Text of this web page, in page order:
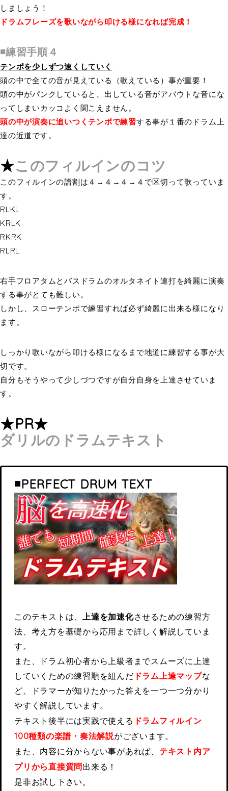
しましょう！
ドラムフレーズを歌いながら叩ける様になれば完成！
◾️練習手順４
テンポを少しずつ速くしていく
頭の中で全ての音が見えている（歌えている）事が重要！
頭の中がパンクしていると、出している音がアバウトな音にな
ってしまいカッコよく聞こえません。
頭の中が演奏に追いつくテンポで練習する事が１番のドラム上
達の近道です。
★このフィルインのコツ
このフィルインの譜割は４→４→４→４で区切って歌っていま
す。
RLKL
KRLK
RKRK
RLRL
右手フロアタムとバスドラムのオルタネイト連打を綺麗に演奏
する事がとても難しい。
しかし、スローテンポで練習すれば必ず綺麗に出来る様になり
ます。
しっかり歌いながら叩ける様になるまで地道に練習する事が大
切です。
自分もそうやって少しづつですが自分自身を上達させていま
す。
★PR★
ダリルのドラムテキスト
◾️PERFECT DRUM TEXT
このテキストは、上達を加速化させるための練習方
法、考え方を基礎から応用まで詳しく解説していま
す。
また、ドラム初心者から上級者までスムーズに上達
していくための練習順を組んだ ドラム上達マップな
ど、ドラマーが知りたかった答えを一つ一つ分かり
やすく解説しています。
テキスト後半には実践で使える ドラムフィルイン
100種類の楽譜・奏法解説がございます。
また、内容に分からない事があれば、 テキスト内ア
プリから直接質問 出来る！
是非お試し下さい。